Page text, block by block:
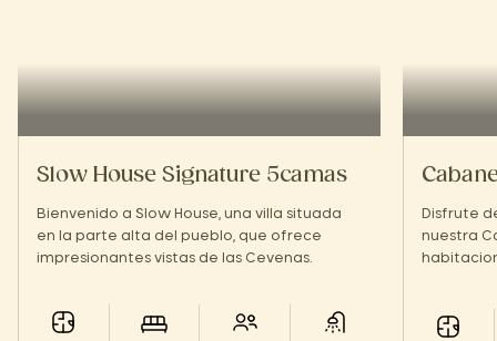
Slow House Signature 5camas
Bienvenido a Slow House, una villa situada
en la parte alta del pueblo, que ofrece
impresionantes vistas de las Cevenas.
Disfrute
nuestra